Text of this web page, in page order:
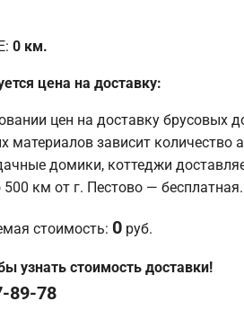
0 км.
цена на доставку:
цен на доставку брусовых
материалов зависит
домики, коттеджи
км от г. Пестово —
стоимость: 0 руб.
узнать стоимость доставки!
89-78